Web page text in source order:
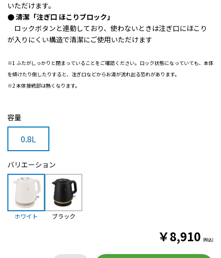
いただけます。
● 清潔「注ぎ口 ほこりブロック」
ロックボタンと連動しており、使わないときは注ぎ口にほこり
が入りにくい構造で清潔にご使用いただけます
※1 ふたがしっかりと閉まっていることをご確認ください。 ロック状態になっていても、本体
を傾けたり倒したりすると、注ぎ口などからお湯が流れ出る恐れがあります。
※2 本体接続部は熱くなります。
容量
0.8L
バリエーション
ホワイト ブラック
￥8,910 (税込)